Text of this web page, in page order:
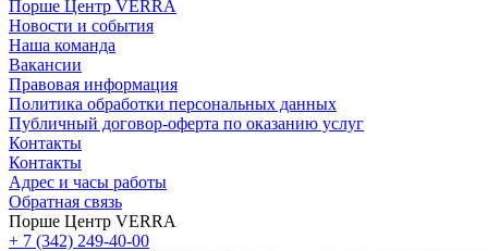
Порше Центр VERRA
Новости и события
Наша команда
Вакансии
Правовая информация
Политика обработки персональных данных
Публичный договор-оферта по оказанию услуг
Контакты
Контакты
Адрес и часы работы
Обратная связь
Порше Центр VERRA
+ 7 (342) 249-40-00